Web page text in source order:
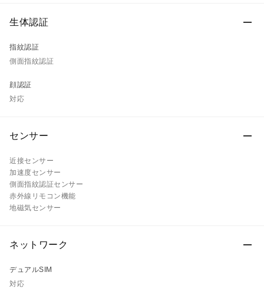
生体認証
指紋認証
側面指紋認証
顔認証
対応
センサー
近接センサー
加速度センサー
側面指紋認証センサー
赤外線リモコン機能
地磁気センサー
ネットワーク
デュアルSIM
対応